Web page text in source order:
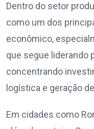
Dentro do setor
como um dos
econômico,
que segue liderando
concentrando
logística e geração
Em cidades como